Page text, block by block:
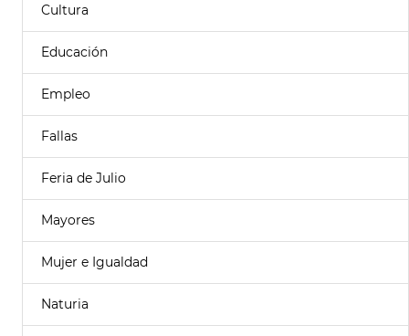
Cultura
Educación
Empleo
Fallas
Feria de Julio
Mayores
Mujer e Igualdad
Naturia